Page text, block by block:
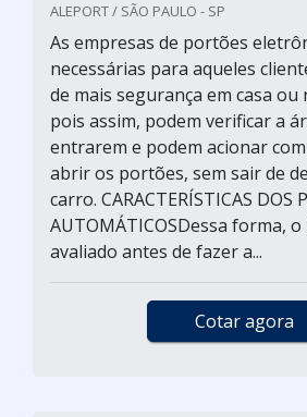
ALEPORT / SÃO PAULO - SP
As empresas de portões
necessárias para aqueles
de mais segurança em casa ou
pois assim, podem verificar a
entrarem e podem acionar
abrir os portões, sem sair de
carro. CARACTERÍSTICAS DOS
AUTOMÁTICOSDessa forma,
avaliado antes de fazer a...
Cotar agora